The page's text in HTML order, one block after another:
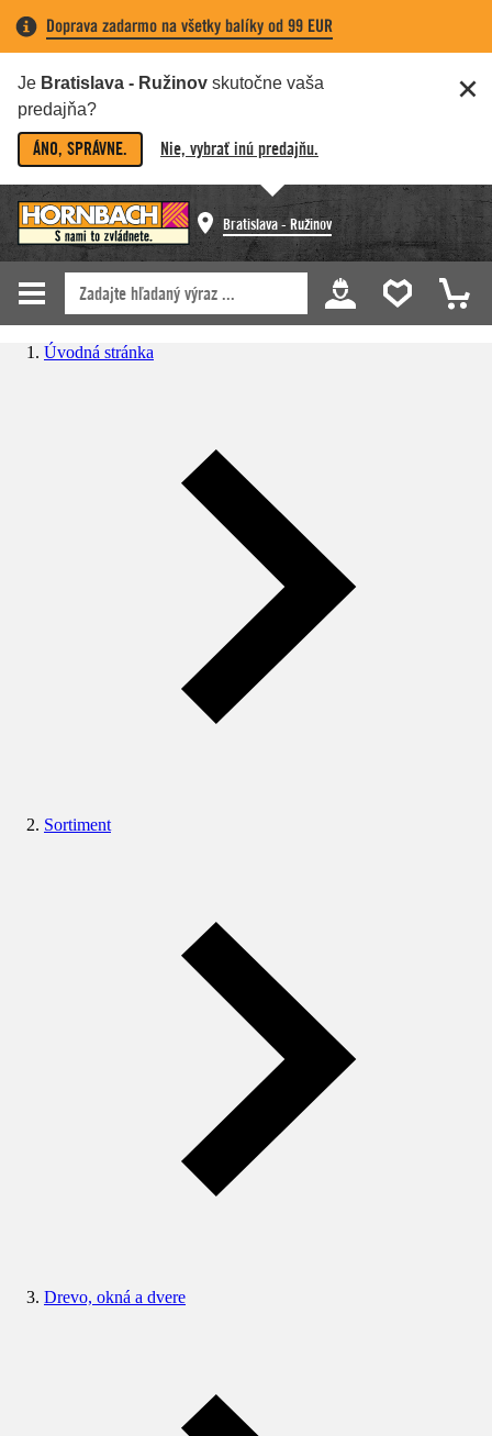
Doprava zadarmo na všetky balíky od 99 EUR
Je Bratislava - Ružinov skutočne vaša
predajňa?
ÁNO, SPRÁVNE. Nie, vybrať inú predajňu.
Bratislava - Ružinov
Úvodná stránka
Sortiment
Drevo, okná a dvere